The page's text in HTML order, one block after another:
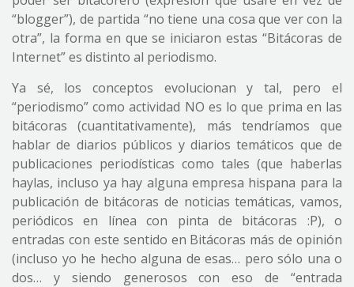
“blogger”), de partida “no tiene una cosa que ver con la
otra”, la forma en que se iniciaron estas “Bitácoras de
Internet” es distinto al periodismo.
Ya sé, los conceptos evolucionan y tal, pero el
“periodismo” como actividad NO es lo que prima en las
bitácoras (cuantitativamente), más tendríamos que
hablar de diarios públicos y diarios temáticos que de
publicaciones periodísticas como tales (que haberlas
haylas, incluso ya hay alguna empresa hispana para la
publicación de bitácoras de noticias temáticas, vamos,
periódicos en línea con pinta de bitácoras :P), o
entradas con este sentido en Bitácoras más de opinión
(incluso yo he hecho alguna de esas… pero sólo una o
dos… y siendo generosos con eso de “entrada